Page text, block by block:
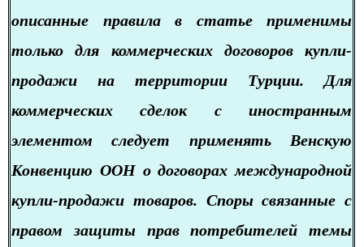
описанные правила в статье применимы
только для коммерческих договоров купли-
продажи на территории Турции. Для
коммерческих сделок с иностранным
элементом следует применять Венскую
Конвенцию ООН о договорах международной
купли-продажи товаров. Споры связанные с
правом защиты прав потребителей темы